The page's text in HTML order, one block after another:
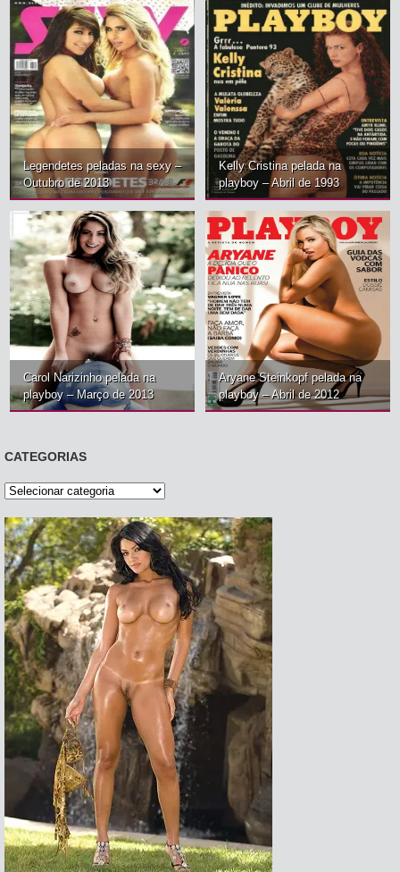
Legendetes peladas na sexy –
Outubro de 2013
Kelly Cristina pelada na
playboy – Abril de 1993
Carol Narizinho pelada na
playboy – Março de 2013
Aryane Steinkopf pelada na
playboy – Abril de 2012
CATEGORIAS
Categorias